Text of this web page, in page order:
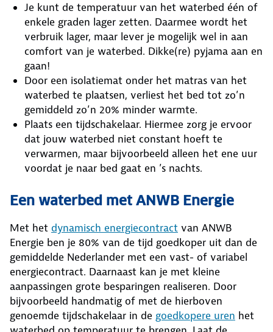
Je kunt de temperatuur van het waterbed één of
enkele graden lager zetten. Daarmee wordt het
verbruik lager, maar lever je mogelijk wel in aan
comfort van je waterbed. Dikke(re) pyjama aan en
gaan!
Door een isolatiemat onder het matras van het
waterbed te plaatsen, verliest het bed tot zo’n
gemiddeld zo’n 20% minder warmte.
Plaats een tijdschakelaar. Hiermee zorg je ervoor
dat jouw waterbed niet constant hoeft te
verwarmen, maar bijvoorbeeld alleen het ene uur
voordat je naar bed gaat en ’s nachts.
Een waterbed met ANWB Energie
Met het dynamisch energiecontract van ANWB
Energie ben je 80% van de tijd goedkoper uit dan de
gemiddelde Nederlander met een vast- of variabel
energiecontract. Daarnaast kan je met kleine
aanpassingen grote besparingen realiseren. Door
bijvoorbeeld handmatig of met de hierboven
genoemde tijdschakelaar in de goedkopere uren het